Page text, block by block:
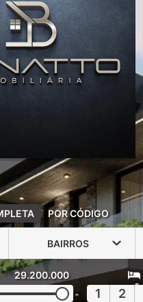
POR CÓDIGO
BAIRROS
29.200.000
1 2